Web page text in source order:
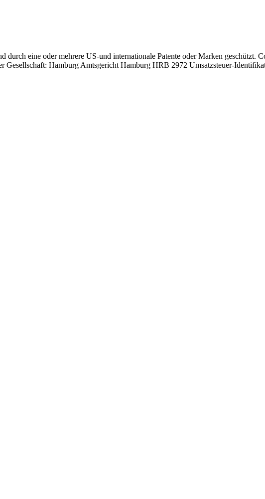
durch eine oder mehrere US-und internationale Patente oder Marken
Gesellschaft: Hamburg Amtsgericht Hamburg HRB 2972 Umsatzsteuer-